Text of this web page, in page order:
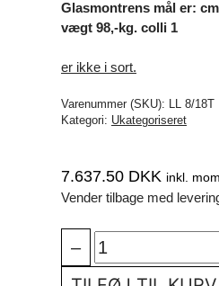
Glasmontrens mål er:
vægt 98,-kg. colli 1
er ikke i sort.
Varenummer (SKU): LL 8/18T
Kategori: Ukategoriseret
7.637.50 DKK inkl.
Vender tilbage med
–
Glasmontre
LL